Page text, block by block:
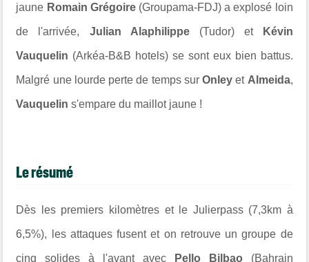
jaune Romain Grégoire(Groupama-FDJ) a explosé loin
de l'arrivée, Julian Alaphilippe(Tudor) et Kévin
Vauquelin (Arkéa-B&B hotels) se sont eux bien battus.
Malgré une lourde perte de temps surOnleyet Almeida,
Vauquelins'empare du maillot jaune !
Le résumé
Dès les premiers kilomètres et le Julierpass (7,3km à
6,5%), les attaques fusent et on retrouve un groupe de
cinq solides à l'avant avec Pello Bilbao (Bahrain